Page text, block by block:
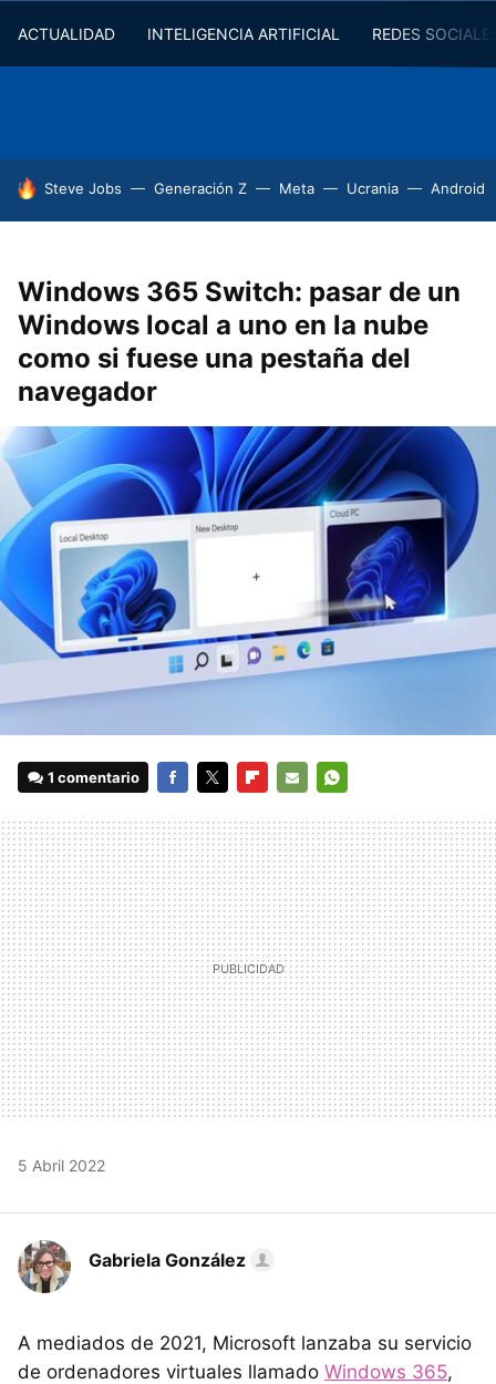
ACTUALIDAD INTELIGENCIA ARTIFICIAL REDES
HOY SE HABLA DE
Steve Jobs Generación Z Meta Ucrania Android
Windows 365 Switch: pasar de un
Windows local a uno en la nube
como si fuese una pestaña del
navegador
1 comentario
MAIL
5 Abril 2022
Gabriela González
A mediados de 2021, Microsoft lanzaba su servicio
de ordenadores virtuales llamado Windows 365,